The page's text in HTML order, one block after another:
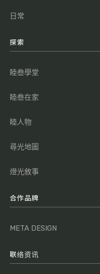
日常
探索
睦叁學堂
睦叁在家
睦人物
尋光地圖
燈光敘事
合作品牌
META DESIGN
联络资讯